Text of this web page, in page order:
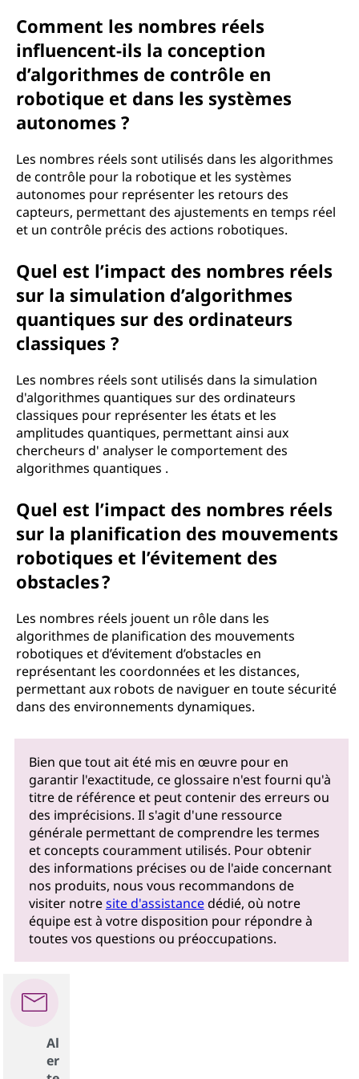
Comment les nombres réels
influencent-ils la conception
d’algorithmes de contrôle en
robotique et dans les systèmes
autonomes ?
Les nombres réels sont utilisés dans les algorithmes
de contrôle pour la robotique et les systèmes
autonomes pour représenter les retours des
capteurs, permettant des ajustements en temps réel
et un contrôle précis des actions robotiques.
Quel est l’impact des nombres réels
sur la simulation d’algorithmes
quantiques sur des ordinateurs
classiques ?
Les nombres réels sont utilisés dans la simulation
d'algorithmes quantiques sur des ordinateurs
classiques pour représenter les états et les
amplitudes quantiques, permettant ainsi aux
chercheurs d' analyser le comportement des
algorithmes quantiques .
Quel est l’impact des nombres réels
sur la planification des mouvements
robotiques et l’évitement des
obstacles ?
Les nombres réels jouent un rôle dans les
algorithmes de planification des mouvements
robotiques et d’évitement d’obstacles en
représentant les coordonnées et les distances,
permettant aux robots de naviguer en toute sécurité
dans des environnements dynamiques.
Bien que tout ait été mis en œuvre pour en
garantir l'exactitude, ce glossaire n'est fourni qu'à
titre de référence et peut contenir des erreurs ou
des imprécisions. Il s'agit d'une ressource
générale permettant de comprendre les termes
et concepts couramment utilisés. Pour obtenir
des informations précises ou de l'aide concernant
nos produits, nous vous recommandons de
visiter notresite d'assistancedédié, où notre
équipe est à votre disposition pour répondre à
toutes vos questions ou préoccupations.
Al
er